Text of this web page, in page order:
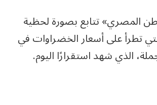
المصري» تتابع بصورة لحظية
تطرأ على أسعار الخضراوات في
الذي شهد استقرارًا اليوم.